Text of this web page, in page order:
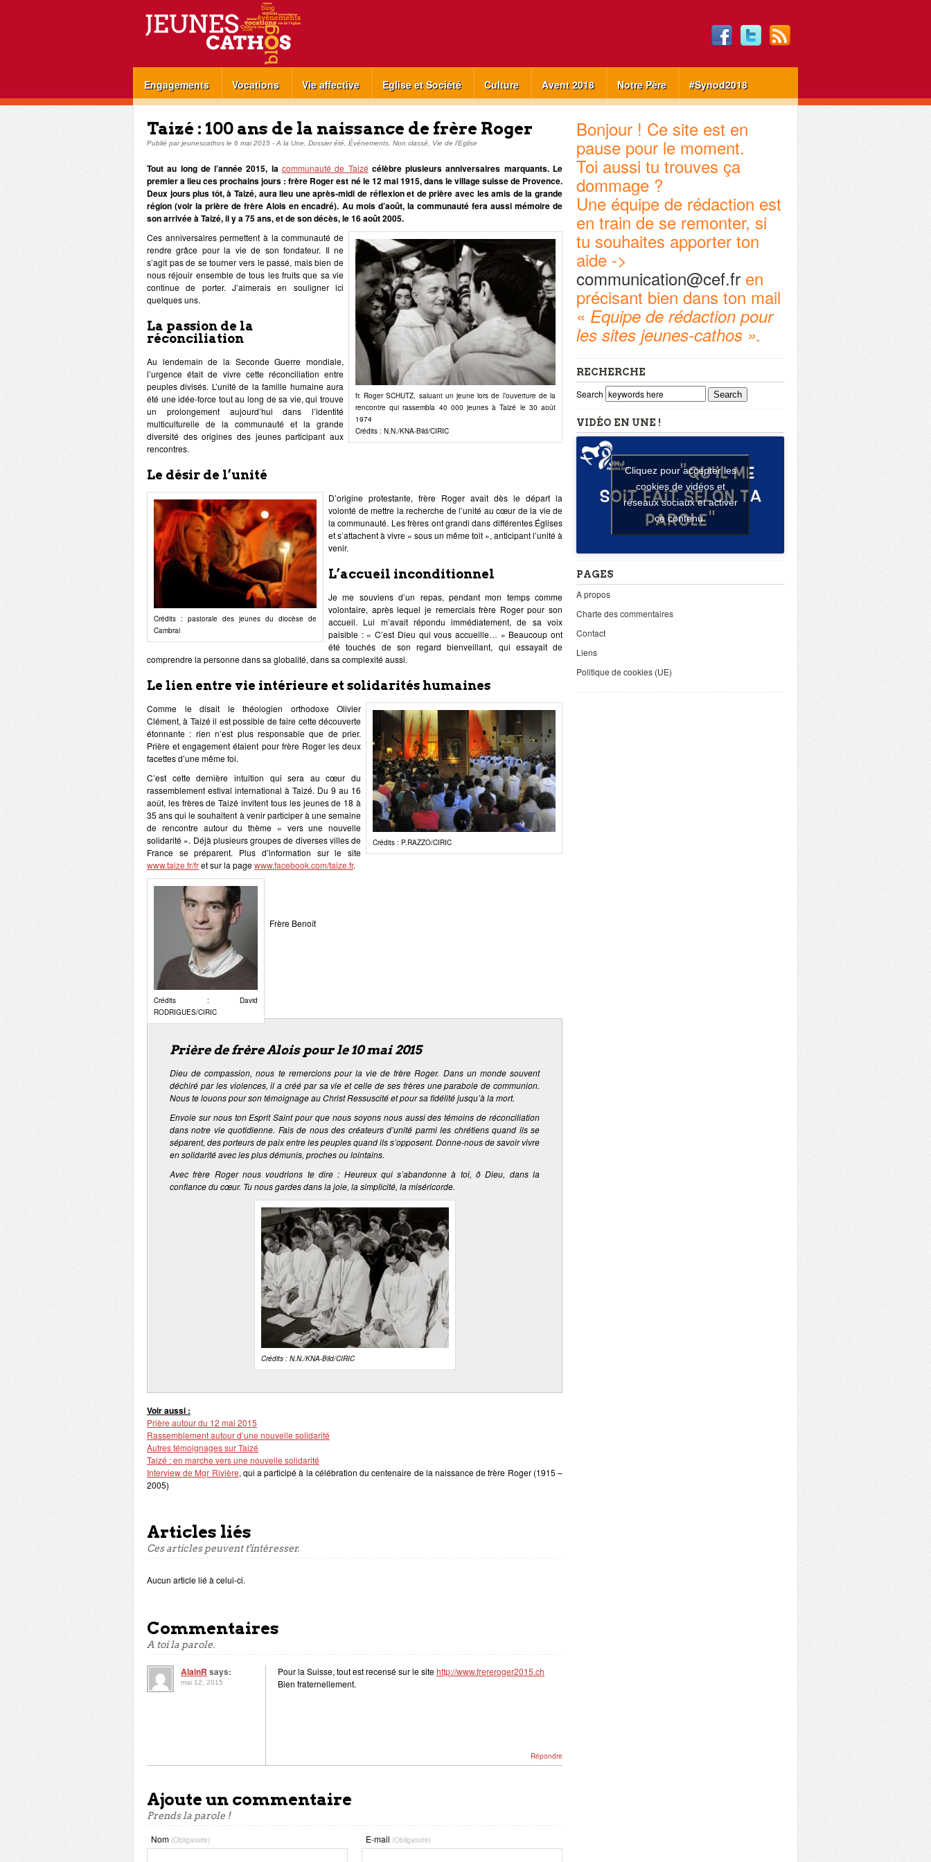
Engagements Vocations Vie affective Eglise et Société Culture Avent 2018 Notre Père #Synod2018
Taizé : 100 ans de la naissance de frère Roger
Publié parjeunescathos le 6 mai 2015 - A la Une Dossier été Événements Non classé Vie de l'Eglise
Tout au long de l’année 2015, la communauté de Taizé célèbre plusieurs anniversaires marquants. Le
premier a lieu ces prochains jours : frère Roger est né le 12 mai 1915, dans le village suisse de Provence.
Deux jours plus tôt, à Taizé, aura lieu une après-midi de réflexion et de prière avec les amis de la grande
région (voir la prière de frère Alois en encadré). Au mois d’août, la communauté fera aussi mémoire de
son arrivée à Taizé, il y a 75 ans, et de son décès, le 16 août 2005.
fr. Roger SCHUTZ, saluant un jeune lors de l’ouverture de la
rencontre qui rassembla 40 000 jeunes à Taizé le 30 août
1974
Crédits : N.N./KNA-Bild/CIRIC
Ces anniversaires permettent à la communauté de
rendre grâce pour la vie de son fondateur. Il ne
s’agit pas de se tourner vers le passé, mais bien de
nous réjouir ensemble de tous les fruits que sa vie
continue de porter. J’aimerais en souligner ici
quelques uns.
La passion de la
réconciliation
Au lendemain de la Seconde Guerre mondiale,
l’urgence était de vivre cette réconciliation entre
peuples divisés. L’unité de la famille humaine aura
été une idée-force tout au long de sa vie, qui trouve
un prolongement aujourd’hui dans l’identité
multiculturelle de la communauté et la grande
diversité des origines des jeunes participant aux
rencontres.
Le désir de l’unité
Crédits : pastorale des jeunes du diocèse de
Cambrai
D’origine protestante, frère Roger avait dès le départ la
volonté de mettre la recherche de l’unité au cœur de la vie de
la communauté. Les frères ont grandi dans différentes Églises
et s’attachent à vivre « sous un même toit », anticipant l’unité à
venir.
L’accueil inconditionnel
Je me souviens d’un repas, pendant mon temps comme
volontaire, après lequel je remerciais frère Roger pour son
accueil. Lui m’avait répondu immédiatement, de sa voix
paisible : « C’est Dieu qui vous accueille… » Beaucoup ont
été touchés de son regard bienveillant, qui essayait de
comprendre la personne dans sa globalité, dans sa complexité aussi.
Le lien entre vie intérieure et solidarités humaines
Crédits : P.RAZZO/CIRIC
Comme le disait le théologien orthodoxe Olivier
Clément, à Taizé il est possible de faire cette découverte
étonnante : rien n’est plus responsable que de prier.
Prière et engagement étaient pour frère Roger les deux
facettes d’une même foi.
C’est cette dernière intuition qui sera au cœur du
rassemblement estival international à Taizé. Du 9 au 16
août, les frères de Taizé invitent tous les jeunes de 18 à
35 ans qui le souhaitent à venir participer à une semaine
de rencontre autour du thème « vers une nouvelle
solidarité ». Déjà plusieurs groupes de diverses villes de
France se préparent. Plus d’information sur le site
www.taize.fr/fret sur la pagewww.facebook.com/taize.fr.
Crédits : David
RODRIGUES/CIRIC
Frère Benoît
Prière de frère Alois pour le 10 mai 2015
Dieu de compassion, nous te remercions pour la vie de frère Roger. Dans un monde souvent
déchiré par les violences, il a créé par sa vie et celle de ses frères une parabole de communion.
Nous te louons pour son témoignage au Christ Ressuscité et pour sa fidélité jusqu’à la mort.
Envoie sur nous ton Esprit Saint pour que nous soyons nous aussi des témoins de réconciliation
dans notre vie quotidienne. Fais de nous des créateurs d’unité parmi les chrétiens quand ils se
séparent, des porteurs de paix entre les peuples quand ils s’opposent. Donne-nous de savoir vivre
en solidarité avec les plus démunis, proches ou lointains.
Avec frère Roger nous voudrions te dire : Heureux qui s’abandonne à toi, ô Dieu, dans la
confiance du cœur. Tu nous gardes dans la joie, la simplicité, la miséricorde.
Crédits : N.N./KNA-Bild/CIRIC
Voir aussi :
Prière autour du 12 mai 2015
Rassemblement autour d’une nouvelle solidarité
Autres témoignages sur Taizé
Taizé : en marche vers une nouvelle solidarité
Interview de Mgr Rivière, qui a participé à la célébration du centenaire de la naissance de frère Roger (1915 –
2005)
Articles liés
Ces articles peuvent t'intéresser.
Aucun article lié à celui-ci.
Commentaires
A toi la parole.
AlainR says:
mai 12, 2015
Pour la Suisse, tout est recensé sur le sitehttp://www.frereroger2015.ch
Bien fraternellement.
Répondre
Ajoute un commentaire
Prends la parole !
Nom (Obligatoire) E-mail (Obligatoire)
Bonjour ! Ce site est en
pause pour le moment.
Toi aussi tu trouves ça
dommage ?
Une équipe de rédaction est
en train de se remonter, si
tu souhaites apporter ton
aide ->
communication@cef.fr en
précisant bien dans ton mail
« Equipe de rédaction pour
les sites jeunes-cathos ».
RECHERCHE
Search Search
VIDÉO EN UNE !
Cliquez pour accepter les
cookies de vidéos et
réseaux sociaux et activer
ce contenu.
PAGES
A propos
Charte des commentaires
Contact
Liens
Politique de cookies (UE)